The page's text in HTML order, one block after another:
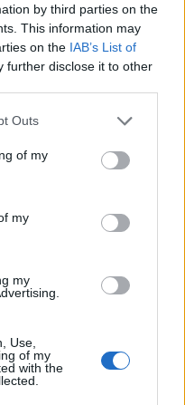
by third parties on the
This information may
on the IAB’s List of
further disclose it to other
one or more Google
You may click to
its third-party tags to
in below Google
Outs
of my
my
my
Use,
of my
with the
ne ve, kaj je na
iz šestih držav," je o
da krepijo glas